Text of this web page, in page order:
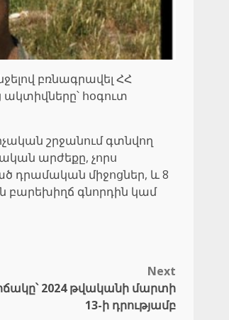
բռնագրավել ՀՀ
հօգուտ
շրջանում գտնվող
արժեքը, չորս
դրամական միջոցներ, և 8
բարեխիղճ գնորդին կամ
Next
2024 թվականի մարտի
13-ի դրությամբ